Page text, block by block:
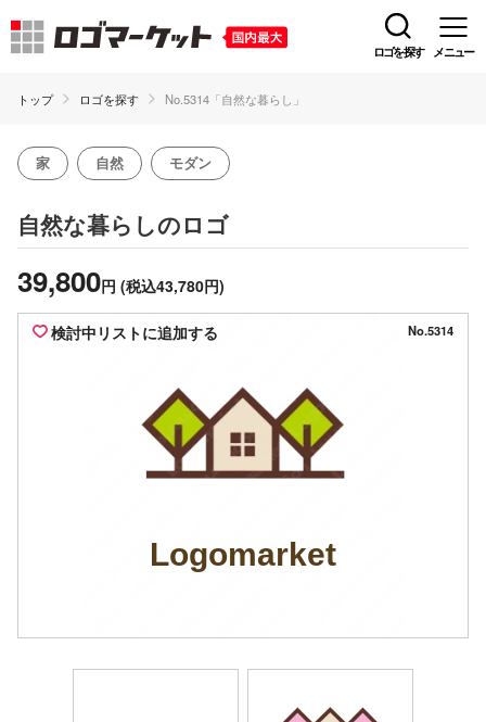
ロゴを探す メニュー
トップ ロゴを探す No.5314「自然な暮らし」
家 自然 モダン
自然な暮らしのロゴ
39,800円 (税込43,780円)
検討中リストに追加する No.5314
Logomarket